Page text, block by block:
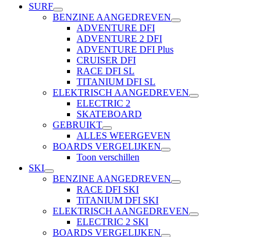
Français
SURF
BENZINE AANGEDREVEN
ADVENTURE DFI
ADVENTURE 2 DFI
ADVENTURE DFI Plus
CRUISER DFI
RACE DFI SL
TITANIUM DFI SL
ELEKTRISCH AANGEDREVEN
ELECTRIC 2
SKATEBOARD
GEBRUIKT
ALLES WEERGEVEN
BOARDS VERGELIJKEN
Toon verschillen
SKI
BENZINE AANGEDREVEN
RACE DFI SKI
TiTANIUM DFI SKI
ELEKTRISCH AANGEDREVEN
ELECTRIC 2 SKI
BOARDS VERGELIJKEN